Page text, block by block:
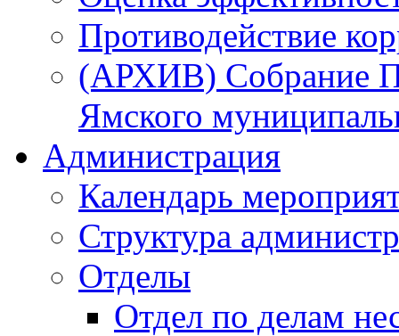
Противодействие
(АРХИВ) Собрание
Ямского
Администрация
Календарь
Структура
Отделы
Отдел по делам